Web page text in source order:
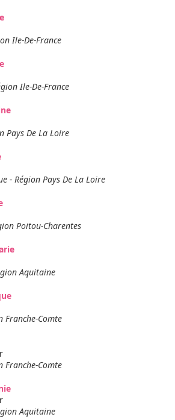
Ile-De-France
Ile-De-France
Pays De La Loire
- Région Pays De La Loire
Poitou-Charentes
Aquitaine
Franche-Comte
Franche-Comte
Aquitaine